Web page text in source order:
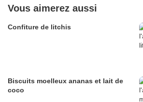
Vous aimerez aussi
Confiture de litchis
Biscuits moelleux ananas et lait de
coco